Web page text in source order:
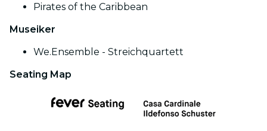
Pirates of the Caribbean
Museiker
We.Ensemble - Streichquartett
Seating Map